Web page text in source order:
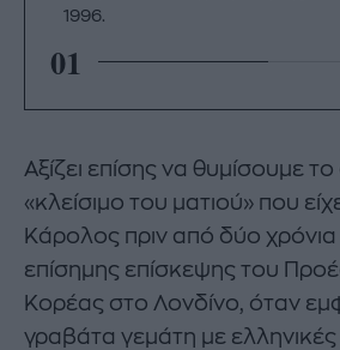
1996.
01
Αξίζει επίσης να θυμίσουμε το
«κλείσιμο του ματιού» που
Κάρολος πριν από δύο χρόνια
επίσημης επίσκεψης του
Κορέας στο Λονδίνο, όταν
γραβάτα γεμάτη με ελληνικές